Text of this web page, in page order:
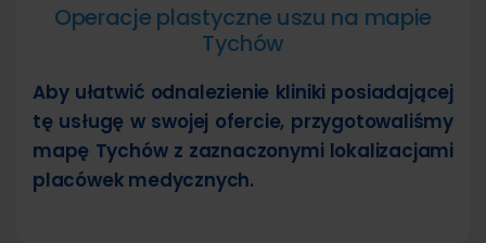
Operacje plastyczne uszu na mapie
Tychów
Aby ułatwić odnalezienie kliniki posiadającej
tę usługę w swojej ofercie, przygotowaliśmy
mapę Tychów z zaznaczonymi lokalizacjami
placówek medycznych.